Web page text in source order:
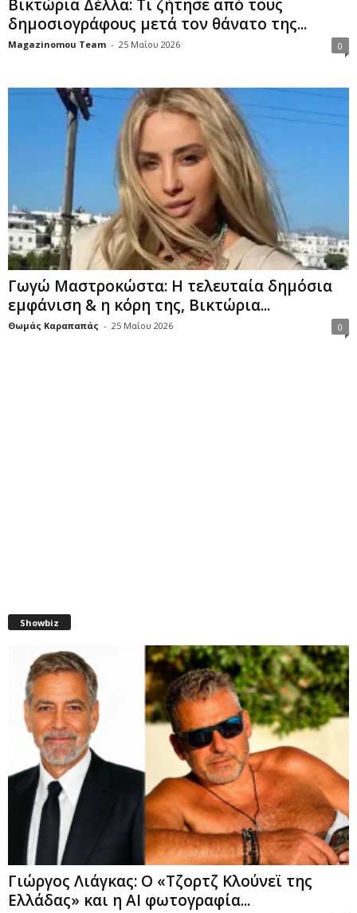
Βικτώρια Δέλλα: Τι ζήτησε από τους
δημοσιογράφους μετά τον θάνατο της...
Magazinomou Team - 25 Μαΐου 2026 0
Γωγώ Μαστροκώστα: Η τελευταία δημόσια
εμφάνιση & η κόρη της, Βικτώρια...
Θωμάς Καραπαπάς - 25 Μαΐου 2026 0
Showbiz
Γιώργος Λιάγκας: Ο «Τζορτζ Κλούνεϊ της
Ελλάδας» και η AI φωτογραφία...